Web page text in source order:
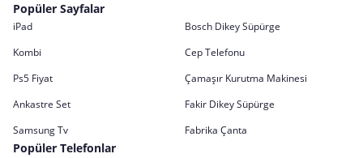
Popüler Sayfalar
iPad
Bosch Dikey Süpürge
Kombi
Cep Telefonu
Ps5 Fiyat
Çamaşır Kurutma Makinesi
Ankastre Set
Fakir Dikey Süpürge
Samsung Tv
Fabrika Çanta
Popüler Telefonlar